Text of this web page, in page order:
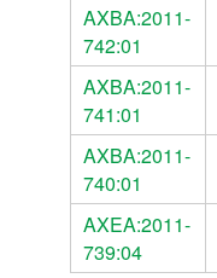
AXBA:2011-
742:01
AXBA:2011-
741:01
AXBA:2011-
740:01
AXEA:2011-
739:04